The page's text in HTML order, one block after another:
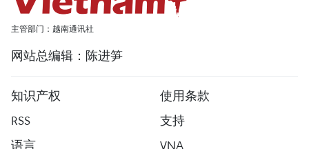
主管部门：越南通讯社
网站总编辑：陈进笋
知识产权
使用条款
RSS
支持
语言
VNA